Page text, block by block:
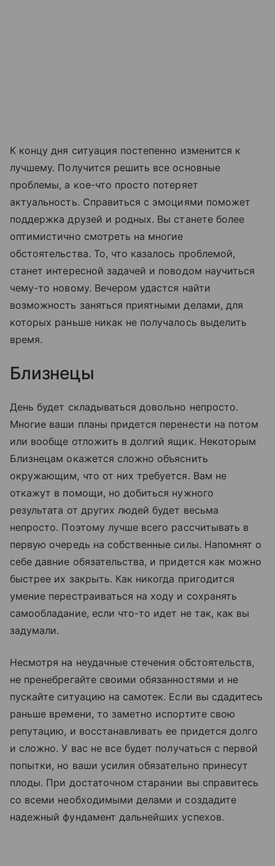
К концу дня ситуация постепенно изменится к
лучшему. Получится решить все основные
проблемы, а кое-что просто потеряет
актуальность. Справиться с эмоциями поможет
поддержка друзей и родных. Вы станете более
оптимистично смотреть на многие
обстоятельства. То, что казалось проблемой,
станет интересной задачей и поводом научиться
чему-то новому. Вечером удастся найти
возможность заняться приятными делами, для
которых раньше никак не получалось выделить
время.
Близнецы
День будет складываться довольно непросто.
Многие ваши планы придется перенести на потом
или вообще отложить в долгий ящик. Некоторым
Близнецам окажется сложно объяснить
окружающим, что от них требуется. Вам не
откажут в помощи, но добиться нужного
результата от других людей будет весьма
непросто. Поэтому лучше всего рассчитывать в
первую очередь на собственные силы. Напомнят о
себе давние обязательства, и придется как можно
быстрее их закрыть. Как никогда пригодится
умение перестраиваться на ходу и сохранять
самообладание, если что-то идет не так, как вы
задумали.
Несмотря на неудачные стечения обстоятельств,
не пренебрегайте своими обязанностями и не
пускайте ситуацию на самотек. Если вы сдадитесь
раньше времени, то заметно испортите свою
репутацию, и восстанавливать ее придется долго
и сложно. У вас не все будет получаться с первой
попытки, но ваши усилия обязательно принесут
плоды. При достаточном старании вы справитесь
со всеми необходимыми делами и создадите
надежный фундамент дальнейших успехов.